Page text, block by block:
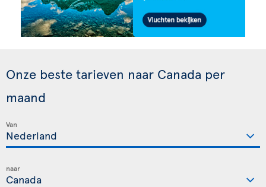
Onze beste tarieven naar Canada per
maand
Van
naar